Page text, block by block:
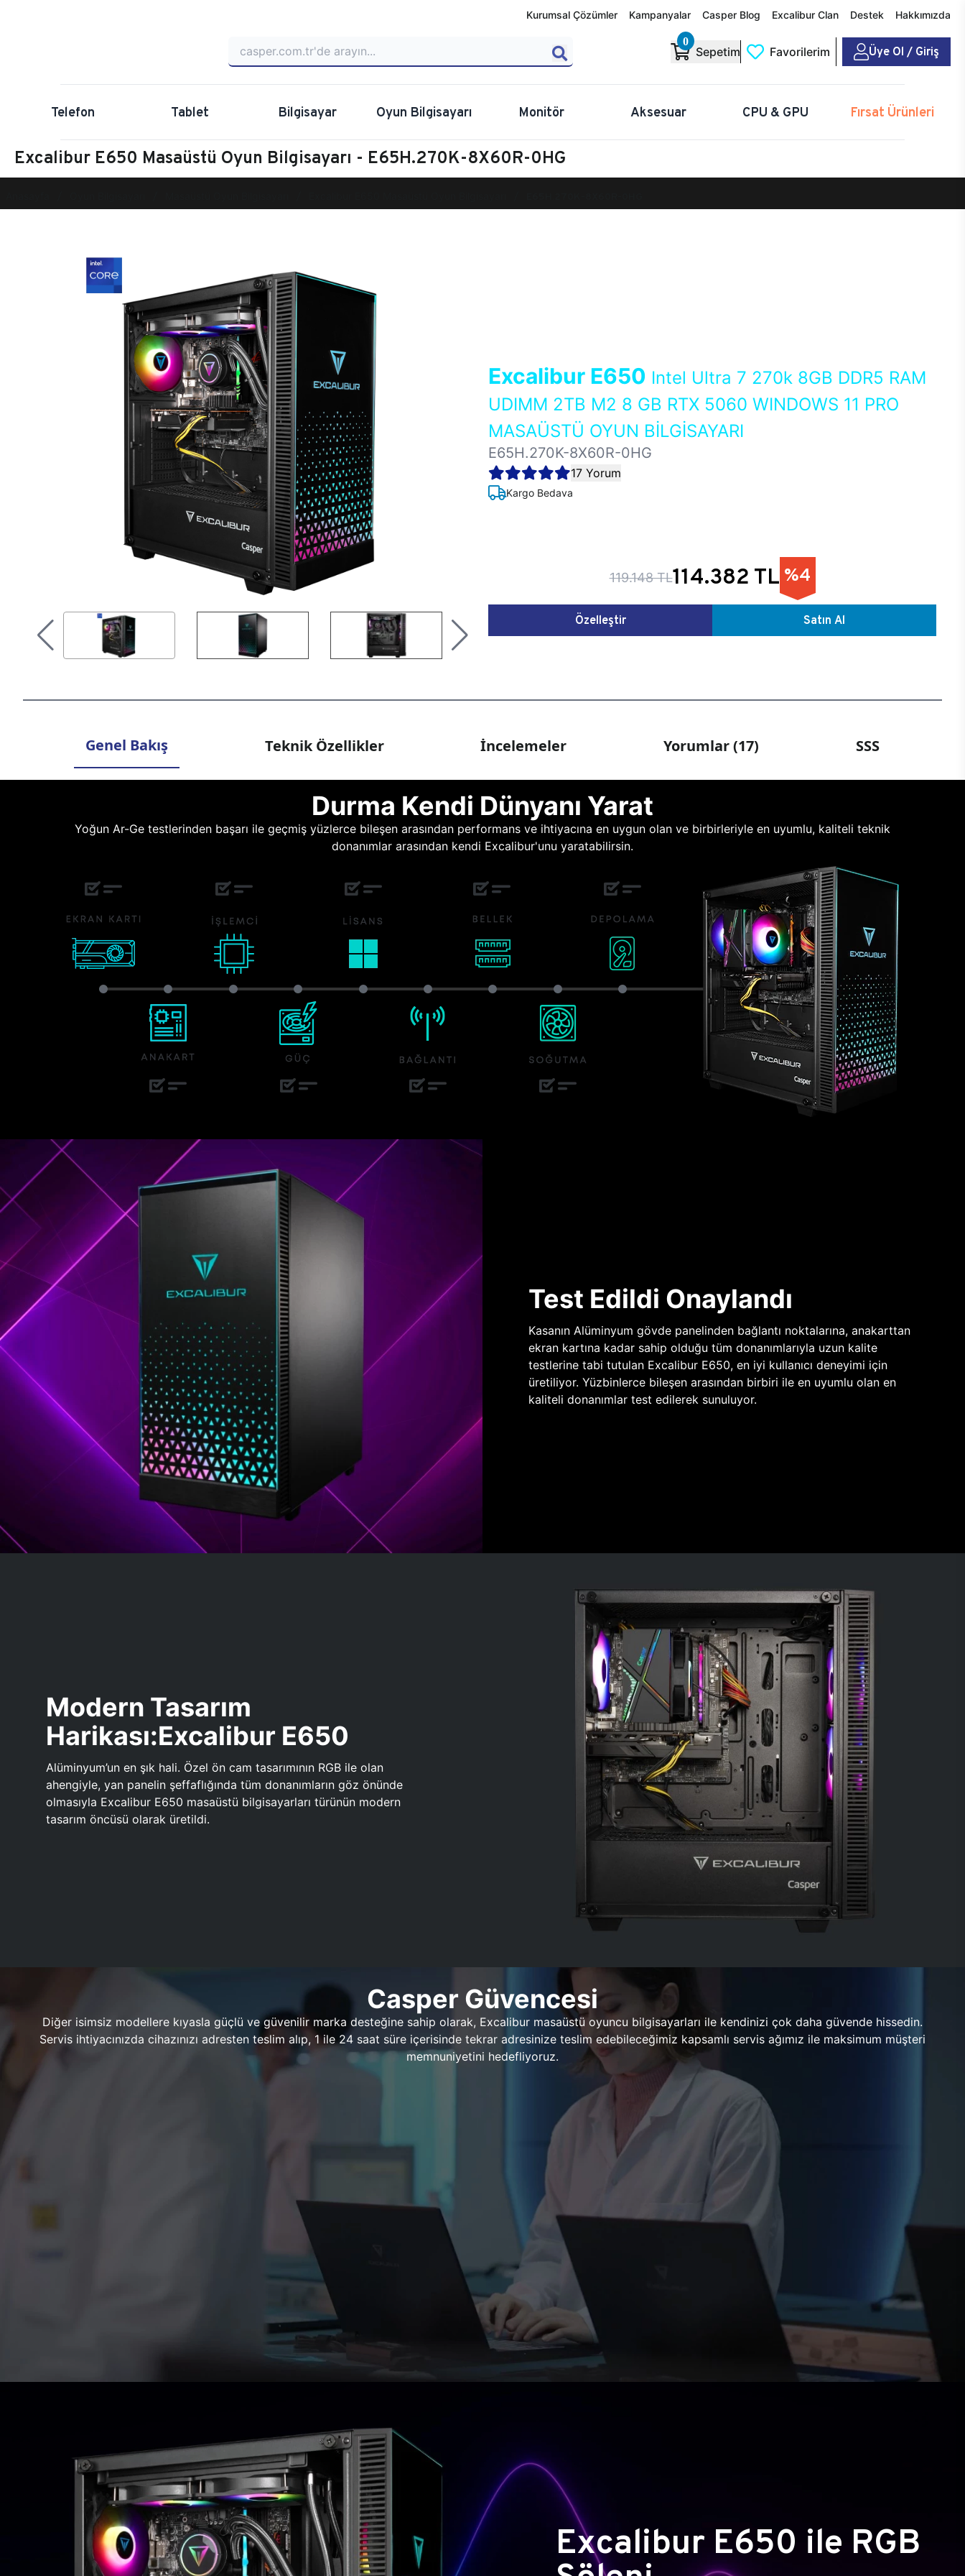
Kurumsal Çözümler Kampanyalar Casper Blog Excalibur Clan Destek Hakkımızda
0
Sepetim Favorilerim Üye Ol / Giriş
Telefon Tablet Bilgisayar Oyun Bilgisayarı Monitör Aksesuar CPU & GPU Fırsat Ürünleri
Excalibur E650 Masaüstü Oyun Bilgisayarı - E65H.270K-8X60R-0HG
Excalibur E650 Intel Ultra 7 270k 8GB DDR5 RAM
UDIMM 2TB M2 8 GB RTX 5060 WINDOWS 11 PRO
MASAÜSTÜ OYUN BİLGİSAYARI
E65H.270K-8X60R-0HG
17 Yorum
Kargo Bedava
119.148 TL114.382 TL %4
Özelleştir Satın Al
Genel Bakış Teknik Özellikler İncelemeler Yorumlar (17) SSS
Durma Kendi Dünyanı Yarat
Yoğun Ar-Ge testlerinden başarı ile geçmiş yüzlerce bileşen arasından performans ve ihtiyacına en uygun olan ve birbirleriyle en uyumlu, kaliteli teknik
donanımlar arasından kendi Excalibur'unu yaratabilirsin.
Test Edildi Onaylandı
Kasanın Alüminyum gövde panelinden bağlantı noktalarına, anakarttan
ekran kartına kadar sahip olduğu tüm donanımlarıyla uzun kalite
testlerine tabi tutulan Excalibur E650, en iyi kullanıcı deneyimi için
üretiliyor. Yüzbinlerce bileşen arasından birbiri ile en uyumlu olan en
kaliteli donanımlar test edilerek sunuluyor.
Modern Tasarım
Harikası:Excalibur E650
Alüminyum’un en şık hali. Özel ön cam tasarımının RGB ile olan
ahengiyle, yan panelin şeffaflığında tüm donanımların göz önünde
olmasıyla Excalibur E650 masaüstü bilgisayarları türünün modern
tasarım öncüsü olarak üretildi.
Casper Güvencesi
Diğer isimsiz modellere kıyasla güçlü ve güvenilir marka desteğine sahip olarak, Excalibur masaüstü oyuncu bilgisayarları ile kendinizi çok daha güvende hissedin.
Servis ihtiyacınızda cihazınızı adresten teslim alıp, 1 ile 24 saat süre içerisinde tekrar adresinize teslim edebileceğimiz kapsamlı servis ağımız ile maksimum müşteri
memnuniyetini hedefliyoruz.
Excalibur E650 ile RGB